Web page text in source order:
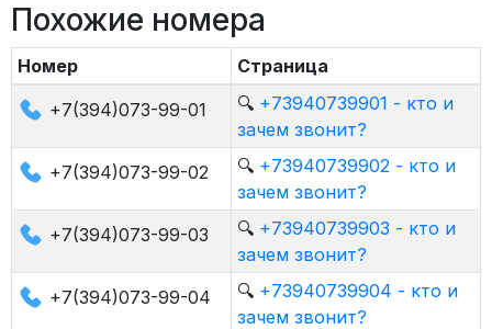
Похожие номера
Номер
Страница
+7(394)073-99-01
🔍 +73940739901 - кто и
зачем звонит?
+7(394)073-99-02
🔍 +73940739902 - кто и
зачем звонит?
+7(394)073-99-03
🔍 +73940739903 - кто и
зачем звонит?
+7(394)073-99-04
🔍 +73940739904 - кто и
зачем звонит?